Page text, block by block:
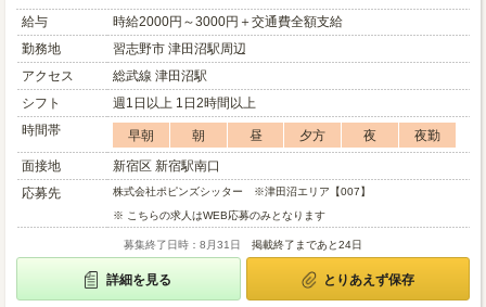
給与
時給2000円～3000円＋交通費全額支給
勤務地
習志野市 津田沼駅周辺
アクセス
総武線 津田沼駅
シフト
週1日以上 1日2時間以上
時間帯
早朝 朝 昼 夕方 夜
夜勤
面接地
新宿区 新宿駅南口
応募先
株式会社ポピンズシッター ※津田沼エリア【007】
※ こちらの求人はWEB応募のみとなります
募集終了日時：8月31日 掲載終了まであと24日
詳細を見る とりあえず保存